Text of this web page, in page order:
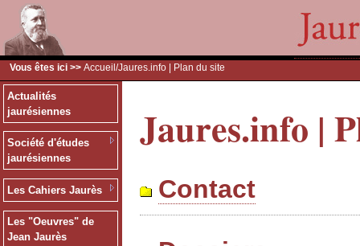
Vous êtes ici >> Accueil /Jaures.info | Plan du site
Actualités
jaurésiennes
Société d'études
jaurésiennes
Les Cahiers Jaurès
Les "Oeuvres" de
Jean Jaurès
Jaures.info |
Contact